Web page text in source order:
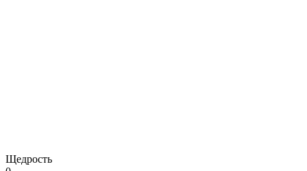
Щедрость